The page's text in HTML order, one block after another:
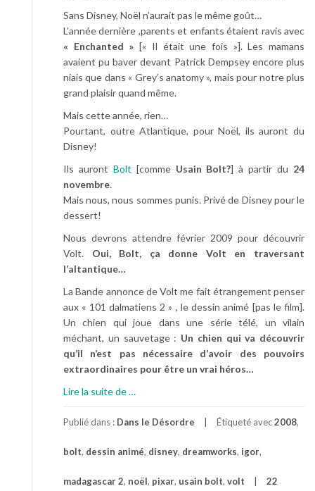
Sans Disney, Noël n’aurait pas le même goût…
L’année dernière ,parents et enfants étaient ravis avec
« Enchanted » [« Il était une fois »]. Les mamans
avaient pu baver devant Patrick Dempsey encore plus
niais que dans « Grey’s anatomy », mais pour notre plus
grand plaisir quand même.
Mais cette année, rien…
Pourtant, outre Atlantique, pour Noël, ils auront du
Disney!
Ils auront Bolt [commeUsain Bolt?] à partir du 24
novembre.
Mais nous, nous sommes punis. Privé de Disney pour le
dessert!
Nous devrons attendre février 2009 pour découvrir
Volt. Oui, Bolt, ça donne Volt en traversant
l’altantique…
La Bande annonce de Volt me fait étrangement penser
aux « 101 dalmatiens 2 » , le dessin animé [pas le film].
Un chien qui joue dans une série télé, un vilain
méchant, un sauvetage : Un chien qui va découvrir
qu’il n’est pas nécessaire d’avoir des pouvoirs
extraordinaires pour être un vrai héros…
Lire la suite de
r
p
s
…
Publié dans : Dans le Désordre Étiqueté avec2008,
bolt, dessin animé, disney, dreamworks, igor,
madagascar 2, noël, pixar, usain bolt, volt 22